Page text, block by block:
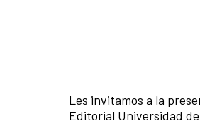
Les invitamos a la
Editorial Universidad